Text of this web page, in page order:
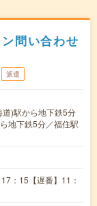
問い合わせ
派遣
)駅から地下鉄5分
地下鉄5分／福住駅
：15【遅番】11：